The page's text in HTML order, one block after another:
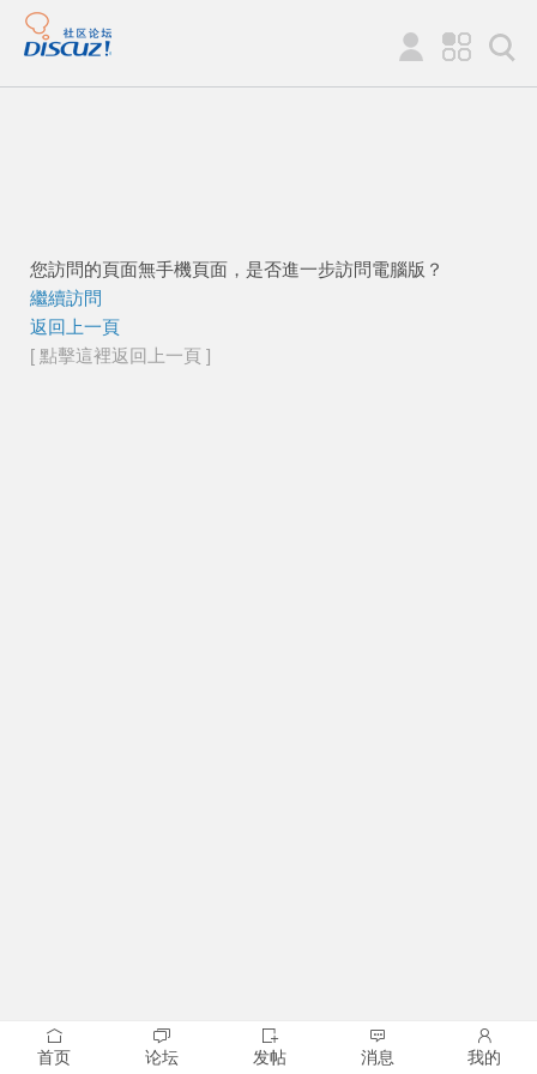
您訪問的頁面無手機頁面，是否進一步訪問電腦版？
繼續訪問
返回上一頁
[ 點擊這裡返回上一頁 ]
首页 论坛 发帖 消息 我的